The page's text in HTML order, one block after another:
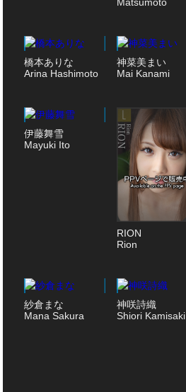
Matsumoto
橋本ありな
Arina Hashimoto
神菜美まい
Mai Kanami
伊藤舞雪
Mayuki Ito
RION
Rion
紗倉まな
Mana Sakura
神咲詩織
Shiori Kamisaki